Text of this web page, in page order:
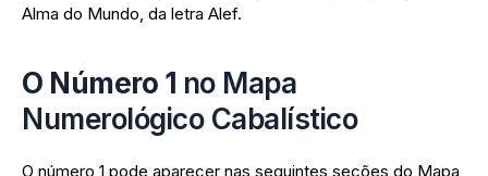
Alma do Mundo, da letra Alef.
O Número 1 no Mapa
Numerológico Cabalístico
O número 1 pode aparecer nas seguintes seções do Mapa